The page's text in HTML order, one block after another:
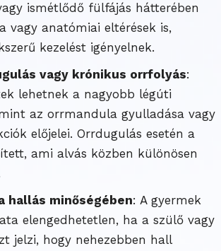
ismétlődő fülfájás hátterében
vagy anatómiai eltérések is,
kezelést igényelnek.
vagy krónikus orrfolyás:
lehetnek a nagyobb légúti
az orrmandula gyulladása vagy
előjelei. Orrdugulás esetén a
ami alvás közben különösen
hallás minőségében: A gyermek
elengedhetetlen, ha a szülő vagy
jelzi, hogy nehezebben hall